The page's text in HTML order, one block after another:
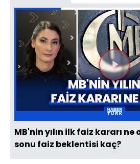
MB'nin yılın ilk faiz kararı ne
sonu faiz beklentisi kaç?